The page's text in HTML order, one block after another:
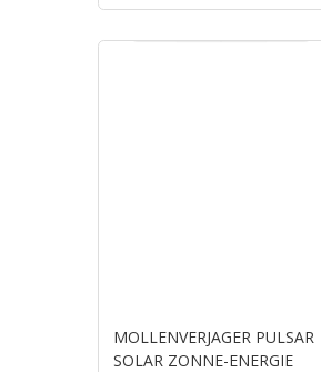
MOLLENVERJAGER PULSAR
SOLAR ZONNE-ENERGIE